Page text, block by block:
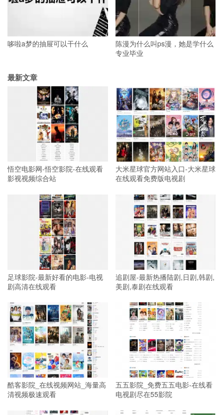
哆啦a梦的抽屉可以干什么
陈漫为什么叫ps漫，她是学什么
专业毕业
最新文章
悟空电影网-悟空影院-在线观看
影视视频综合站
大米星球官方网站入口-大米星球
在线观看免费版电视剧
足球影院-最新好看的电影-电视
剧高清在线观看
追剧屋-最新热播陆剧,日剧,韩剧,
美剧,泰剧在线观看
酷客影院_在线视频网站_海量高
清视频极速观看
五五影院_免费五五电影-在线看
电视剧尽在55影院